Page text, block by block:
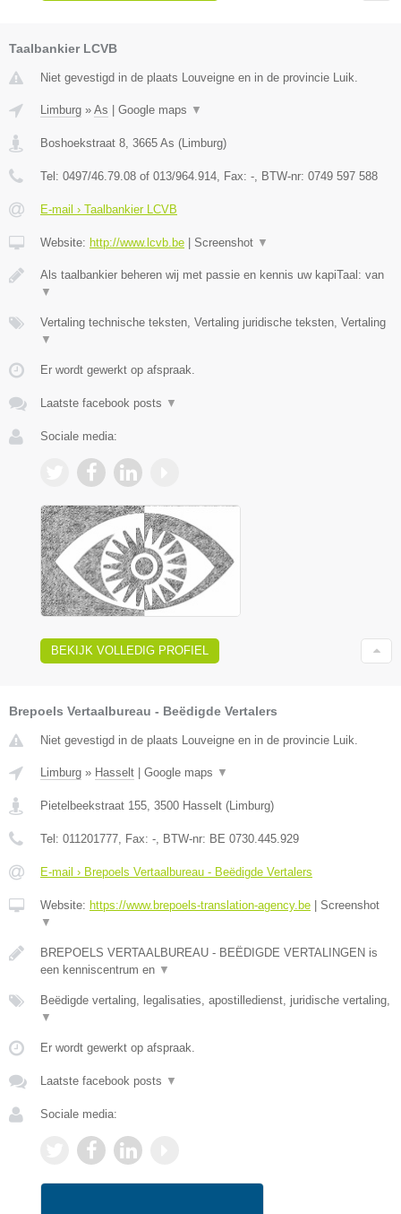
Taalbankier LCVB
Niet gevestigd in de plaats Louveigne en in de provincie Luik.
Limburg » As Google maps ▼
Boshoekstraat 8 3665 As ( Limburg)
Tel: 0497/46.79.08 of 013/964.914 , Fax: - , BTW-nr: 0749 597 588
E-mail › Taalbankier LCVB
Website: http://www.lcvb.be Screenshot ▼
Als taalbankier beheren wij met passie en kennis uw kapiTaal: van
▼
Vertaling technische teksten, Vertaling juridische teksten, Vertaling
▼
Er wordt gewerkt op afspraak.
Laatste facebook posts ▼
Sociale media:
BEKIJK VOLLEDIG PROFIEL
Brepoels Vertaalbureau - Beëdigde Vertalers
Niet gevestigd in de plaats Louveigne en in de provincie Luik.
Limburg » Hasselt Google maps ▼
Pietelbeekstraat 155 3500 Hasselt ( Limburg)
Tel: 011201777 , Fax: - , BTW-nr: BE 0730.445.929
E-mail › Brepoels Vertaalbureau - Beëdigde Vertalers
Website: https://www.brepoels-translation-agency.be
Screenshot
▼
BREPOELS VERTAALBUREAU - BEËDIGDE VERTALINGEN is
een kenniscentrum en ▼
Beëdigde vertaling, legalisaties, apostilledienst, juridische vertaling,
▼
Er wordt gewerkt op afspraak.
Laatste facebook posts ▼
Sociale media: